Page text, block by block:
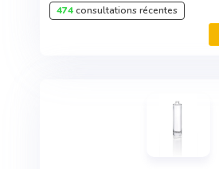
474consultations récentes